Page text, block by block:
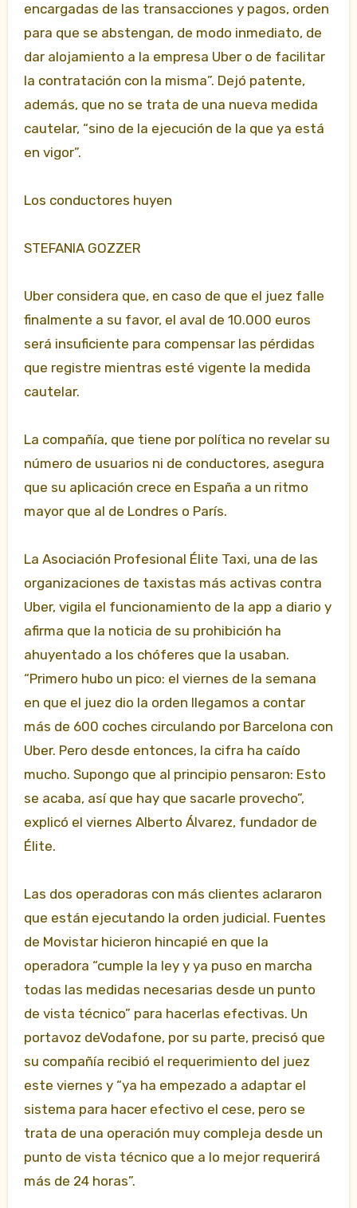
encargadas de las transacciones y pagos, orden
para que se abstengan, de modo inmediato, de
dar alojamiento a la empresa Uber o de facilitar
la contratación con la misma”. Dejó patente,
además, que no se trata de una nueva medida
cautelar, “sino de la ejecución de la que ya está
en vigor”.
Los conductores huyen
STEFANIA GOZZER
Uber considera que, en caso de que el juez falle
finalmente a su favor, el aval de 10.000 euros
será insuficiente para compensar las pérdidas
que registre mientras esté vigente la medida
cautelar.
La compañía, que tiene por política no revelar su
número de usuarios ni de conductores, asegura
que su aplicación crece en España a un ritmo
mayor que al de Londres o París.
La Asociación Profesional Élite Taxi, una de las
organizaciones de taxistas más activas contra
Uber, vigila el funcionamiento de la app a diario y
afirma que la noticia de su prohibición ha
ahuyentado a los chóferes que la usaban.
“Primero hubo un pico: el viernes de la semana
en que el juez dio la orden llegamos a contar
más de 600 coches circulando por Barcelona con
Uber. Pero desde entonces, la cifra ha caído
mucho. Supongo que al principio pensaron: Esto
se acaba, así que hay que sacarle provecho”,
explicó el viernes Alberto Álvarez, fundador de
Élite.
Las dos operadoras con más clientes aclararon
que están ejecutando la orden judicial. Fuentes
de Movistar hicieron hincapié en que la
operadora “cumple la ley y ya puso en marcha
todas las medidas necesarias desde un punto
de vista técnico” para hacerlas efectivas. Un
portavoz deVodafone, por su parte, precisó que
su compañía recibió el requerimiento del juez
este viernes y “ya ha empezado a adaptar el
sistema para hacer efectivo el cese, pero se
trata de una operación muy compleja desde un
punto de vista técnico que a lo mejor requerirá
más de 24 horas”.